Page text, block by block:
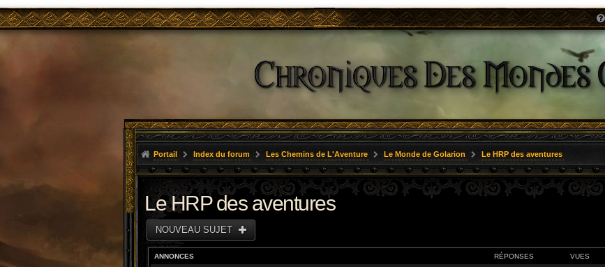
Portail Index du forum Les Chemins de L'Aventure Le Monde de Golarion Le HRP des aventures
Le HRP des aventures
NOUVEAU SUJET
ANNONCES RÉPONSES VUES